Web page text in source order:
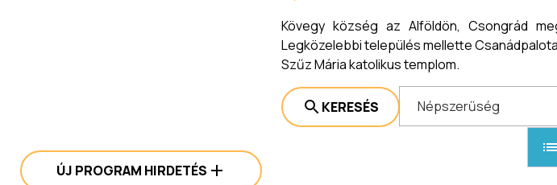
ÚJ PROGRAM HIRDETÉS
Kövegy község az Alföldön, Csongrád
Legközelebbi település mellette
Szűz Mária katolikus templom.
KERESÉS Népszerűség